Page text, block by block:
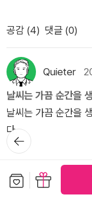
작가 25) / 민음사불
시리즈 소설선 24) /
상의 봄 상. : 미야베
세상의 봄 하. : 미야
채기차의 꿈 : 데니스
공감 (4) 댓글 (0)
Quieter
날씨는 가끔 순간을
날씨는 가끔 순간을
다.
공감 ( 2)댓글 (0)
뒤로가
기